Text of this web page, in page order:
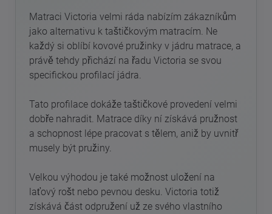
Matraci Victoria velmi ráda nabízím zákazníkům
jako alternativu k taštičkovým matracím. Ne
každý si oblíbí kovové pružinky v jádru matrace, a
právě tehdy přichází na řadu Victoria se svou
specifickou profilací jádra.
Tato profilace dokáže taštičkové provedení velmi
dobře nahradit. Matrace díky ní získává pružnost
a schopnost lépe pracovat s tělem, aniž by uvnitř
musely být pružiny.
Velkou výhodou je také možnost uložení na
laťový rošt nebo pevnou desku. Victoria totiž
získává část odpružení už ze svého vlastního